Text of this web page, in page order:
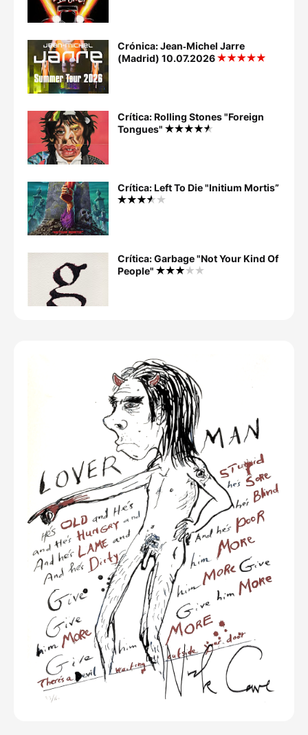
Crónica: Jean‐Michel Jarre
(Madrid) 10.07.2026
Crítica: Rolling Stones "Foreign
Tongues"
Crítica: Left To Die "Initium Mortis”
Crítica: Garbage "Not Your Kind Of
People"